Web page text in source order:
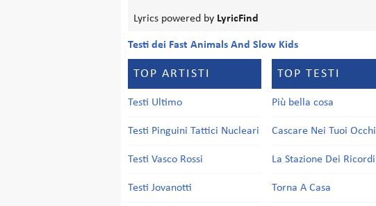
Lyrics powered by LyricFind
Testi dei Fast Animals And Slow Kids
TOP ARTISTI
Testi Ultimo
Testi Pinguini Tattici Nucleari
Testi Vasco Rossi
Testi Jovanotti
TOP TESTI
Più bella cosa
Cascare Nei Tuoi Occhi
La Stazione Dei Ricordi
Torna A Casa